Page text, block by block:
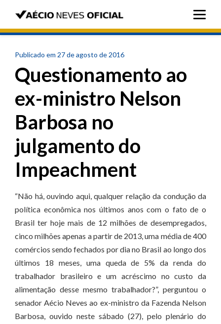
Publicado em 27 de agosto de 2016
Questionamento ao
ex-ministro Nelson
Barbosa no
julgamento do
Impeachment
“Não há, ouvindo aqui, qualquer relação da condução da
política econômica nos últimos anos com o fato de o
Brasil ter hoje mais de 12 milhões de desempregados,
cinco milhões apenas a partir de 2013, uma média de 400
comércios sendo fechados por dia no Brasil ao longo dos
últimos 18 meses, uma queda de 5% da renda do
trabalhador brasileiro e um acréscimo no custo da
alimentação desse mesmo trabalhador?”, perguntou o
senador Aécio Neves ao ex-ministro da Fazenda Nelson
Barbosa, ouvido neste sábado (27), pelo plenário do